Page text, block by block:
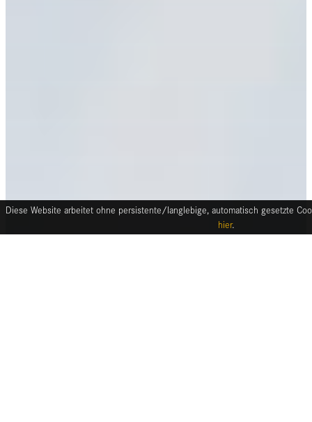
Diese Website arbeitet ohne persistente/langlebige, automatisch gesetzte
hier.